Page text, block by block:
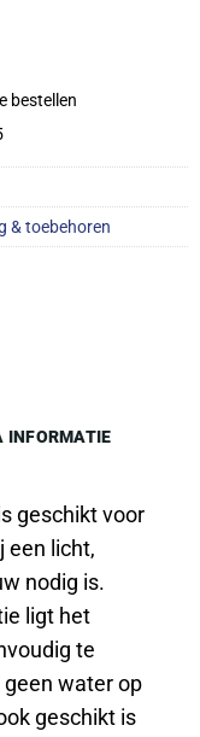
bestellen
& toebehoren
INFORMATIE
geschikt voor
een licht,
nodig is.
ligt het
te
water op
geschikt is